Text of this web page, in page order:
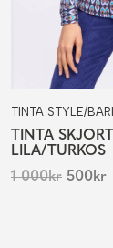
TINTA STYLE/
TINTA
LILA/TURKOS
1 000kr 500kr